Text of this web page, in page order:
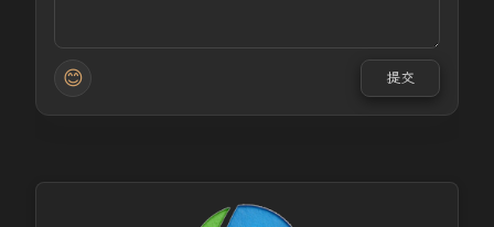
😊 提交